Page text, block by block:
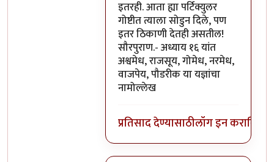
इतरही. आता ह्या पर्टिक्युलर
गोष्टीत त्याला सोडुन दिले, पण
इतर ठिकाणी देतही असतील!
सौरपुराण.- अध्याय १६ यांत
अश्वमेध, राजसूय, गोमेध, नरमेध,
वाजपेय, पौडरीक या यज्ञांचा
नामोल्लेख
प्रतिसाद देण्यासाठीलॉग इन कराकिंवा